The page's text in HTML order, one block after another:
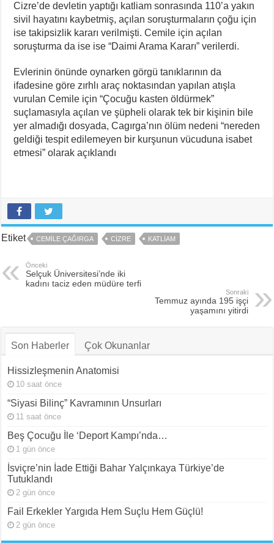
Cizre’de devletin yaptığı katliam sonrasında 110’a yakın
sivil hayatını kaybetmiş, açılan soruşturmaların çoğu için
ise takipsizlik kararı verilmişti. Cemile için açılan
soruşturma da ise ise “Daimi Arama Kararı” verilerdi.
Evlerinin önünde oynarken görgü tanıklarının da
ifadesine göre zırhlı araç noktasından yapılan atışla
vurulan Cemile için “Çocuğu kasten öldürmek”
suçlamasıyla açılan ve şüpheli olarak tek bir kişinin bile
yer almadığı dosyada, Cagırga’nın ölüm nedeni “nereden
geldiği tespit edilemeyen bir kurşunun vücuduna isabet
etmesi” olarak açıklandı
Etiket CEMILE ÇAĞIRGA CIZRE KATLIAM
Önceki
Selçuk Üniversitesi’nde iki
kadını taciz eden müdüre terfi
Sonraki
Temmuz ayında 195 işçi
yaşamını yitirdi
Son Haberler Çok Okunanlar
Hissizleşmenin Anatomisi
10 saat önce
“Siyasi Bilinç” Kavramının Unsurları
11 saat önce
Beş Çocuğu İle ‘Deport Kampı’nda…
1 gün önce
İsviçre’nin İade Ettiği Bahar Yalçınkaya Türkiye’de
Tutuklandı
2 gün önce
Fail Erkekler Yargıda Hem Suçlu Hem Güçlü!
2 gün önce